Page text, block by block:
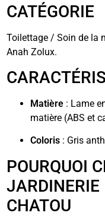
CATÉGORIE
Toilettage / Soin de la
Anah Zolux.
Matière : Lame
matière (ABS et
Coloris : Gris
POURQUOI
JARDINERIE
CHATOU